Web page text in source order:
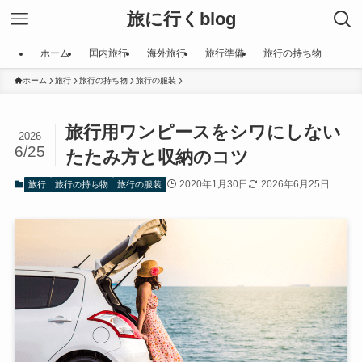
旅に行くblog
ホーム 国内旅行 海外旅行 旅行準備 旅行の持ち物
ホーム 旅行 旅行の持ち物 旅行の服装
旅行用ワンピースをシワにしない
たたみ方と収納のコツ
2026
6/25
旅行 旅行の持ち物 旅行の服装 2020年1月30日 2026年6月25日